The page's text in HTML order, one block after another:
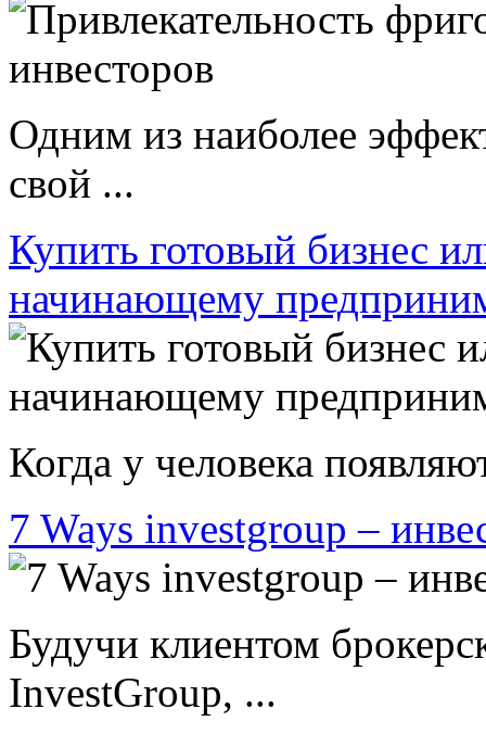
Одним из наиболее
свой ...
Купить готовый бизнес
начинающему
Когда у человека
7 Ways investgroup –
Будучи клиентом
InvestGroup, ...